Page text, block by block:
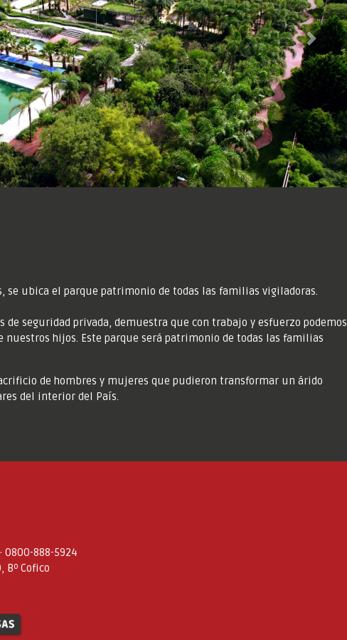
Next
se ubica el parque patrimonio de todas las familias vigiladoras.
de seguridad privada, demuestra que con trabajo y esfuerzo podemos
hijos. Este parque será patrimonio de todas las familias
de hombres y mujeres que pudieron transformar un árido
del interior del País.
0800-888-5924
Bº Cofico